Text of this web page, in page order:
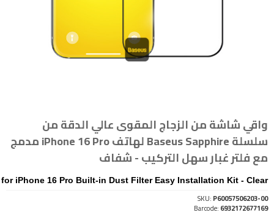
واقي شاشة من الزجاج المقوى عالي الدقة من
سلسلة Baseus Sapphire لهاتف iPhone 16 Pro مدمج
مع فلتر غبار سهل التركيب - شفاف
iPhone 16 Pro Built-in Dust Filter Easy Installation Kit - Clear
SKU:P60057506203-00
Barcode:6932172677169